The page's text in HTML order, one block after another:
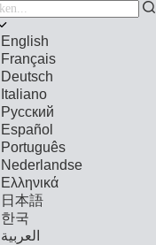
English
Français
Deutsch
Italiano
Русский
Español
Português
Nederlandse
Ελληνικά
日本語
한국
العربية